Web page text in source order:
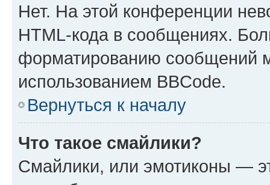
Нет. На этой конференции
HTML-кода в сообщениях.
форматированию сообщений
использованием BBCode.
Вернуться к началу
Что такое смайлики?
Смайлики, или эмотиконы —